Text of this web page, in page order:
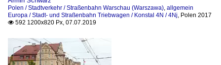
Polen / Stadtverkehr / Straßenbahn Warschau (Warszawa), allgemein
Europa / Stadt- und Straßenbahn Triebwagen / Konstal 4N / 4Nj, Polen 2017
 592 1200x820 Px, 07.07.2019